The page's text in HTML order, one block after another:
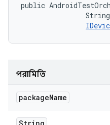
public
পরামিতি
packageName